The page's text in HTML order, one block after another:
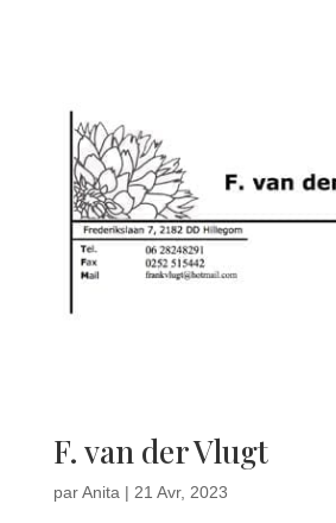
F. van der Vlugt
parAnita| 21 Avr, 2023